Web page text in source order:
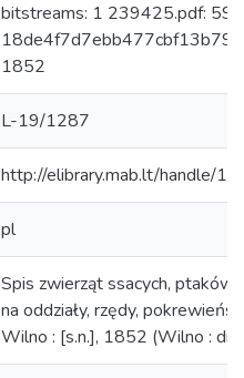
bitstreams: 1 239425.pdf:
1852
L-19/1287
http://elibrary.mab.lt/handle/1/
pl
Spis zwierząt ssacych, ptaków
na oddziały, rzędy,
Wilno : [s.n.], 1852 (Wilno :